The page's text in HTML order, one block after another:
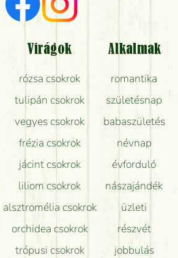
kapok a virágküldésről?
kapom, ami a képen van?
a virágcsokrok szállításáról?
legtovább friss a csokor?
koszorút vásárolni boltban?
Virágok
rózsa csokrok
tulipán csokrok
vegyes csokrok
frézia csokrok
jácint csokrok
liliom csokrok
alsztromélia csokrok
orchidea csokrok
trópusi csokrok
Alkalmak
romantika
születésnap
babaszületés
névnap
évforduló
nászajándék
üzleti
részvét
jobbulás